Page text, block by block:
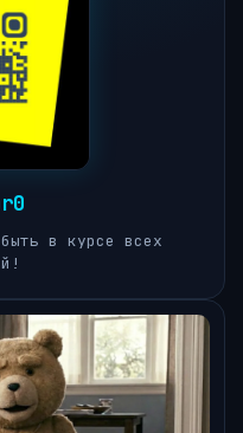
в курсе всех